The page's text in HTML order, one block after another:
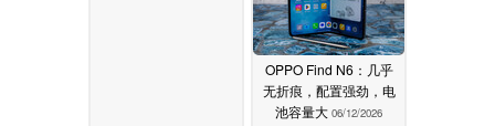
OPPO Find N6：几乎
无折痕，配置强劲，电
池容量大 06/12/2026